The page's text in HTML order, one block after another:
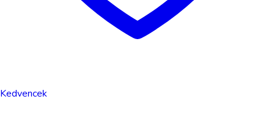
Kedvencek